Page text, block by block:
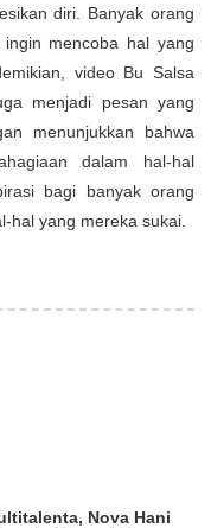
diri. Banyak orang
mencoba hal yang
video Bu Salsa
menjadi pesan yang
menunjukkan bahwa
dalam hal-hal
bagi banyak orang
hal yang mereka sukai.
Nova Hani